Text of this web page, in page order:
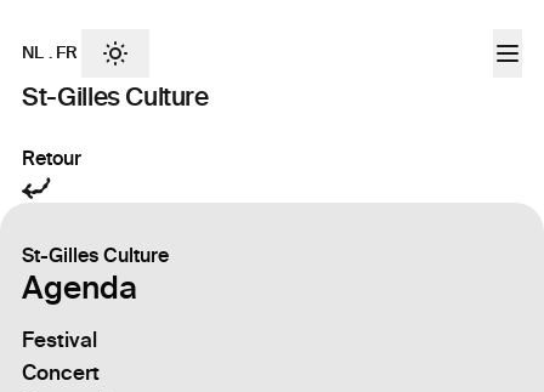
St-Gilles Culture
NL . FR
Retour
St-Gilles Culture
Agenda
Festival
Concert